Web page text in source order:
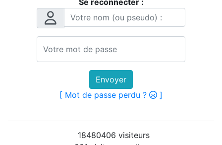
Envoyer
[ Mot de passe perdu ?
]
18480406 visiteurs